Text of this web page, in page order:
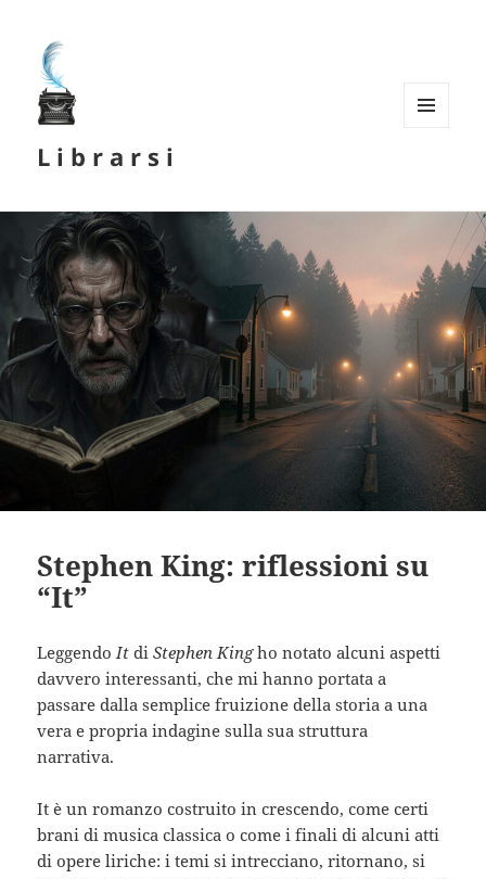
L i b r a r s i
Stephen King: riflessioni su
“It”
LeggendoIt diStephen Kingho notato alcuni aspetti
davvero interessanti, che mi hanno portata a
passare dalla semplice fruizione della storia a una
vera e propria indagine sulla sua struttura
narrativa.
It è un romanzo costruito in crescendo, come certi
brani di musica classica o come i finali di alcuni atti
di opere liriche: i temi si intrecciano, ritornano, si